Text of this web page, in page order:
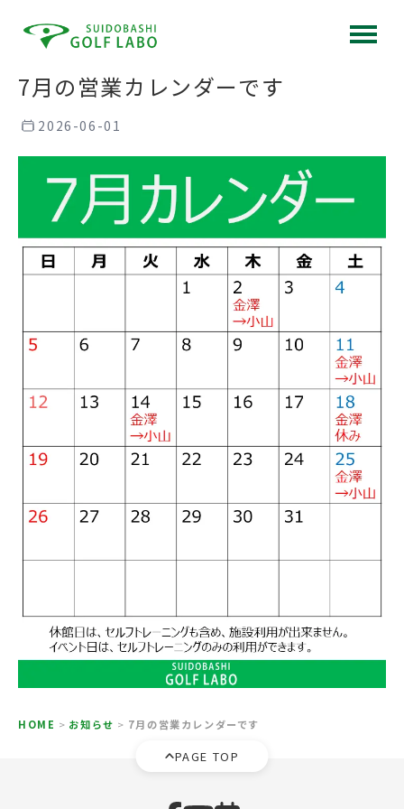
7月の営業カレンダーです
2026-06-01
HOME > お知らせ > 7月の営業カレンダーです
PAGE TOP